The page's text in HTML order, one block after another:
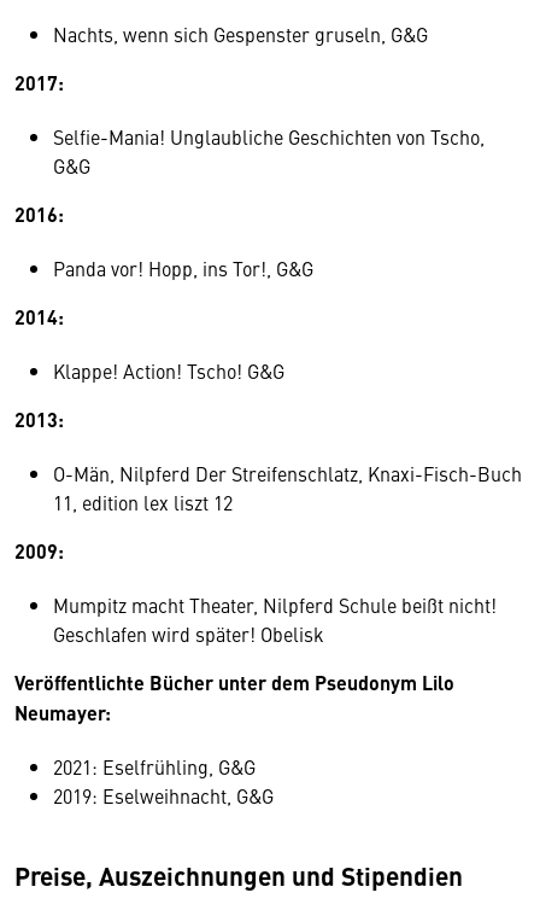
Nachts, wenn sich Gespenster gruseln, G&G
2017:
Selfie-Mania! Unglaubliche Geschichten von Tscho,
G&G
2016:
Panda vor! Hopp, ins Tor!, G&G
2014:
Klappe! Action! Tscho! G&G
2013:
O-Män, Nilpferd Der Streifenschlatz, Knaxi-Fisch-Buch
11, edition lex liszt 12
2009:
Mumpitz macht Theater, Nilpferd Schule beißt nicht!
Geschlafen wird später! Obelisk
Veröffentlichte Bücher unter dem Pseudonym Lilo
Neumayer:
2021: Eselfrühling, G&G
2019: Eselweihnacht, G&G
Preise, Auszeichnungen und Stipendien